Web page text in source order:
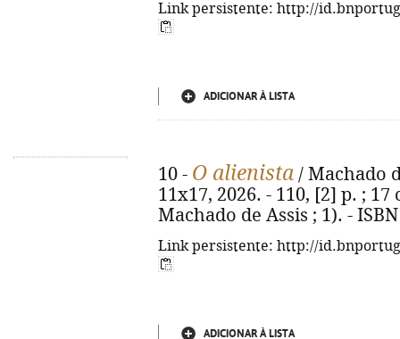
Link persistente: http://
ADICIONAR À LISTA
10 - O alienista / Machado
11x17, 2026. - 110, [2] p. ;
Machado de Assis ; 1). -
Link persistente: http://
ADICIONAR À LISTA